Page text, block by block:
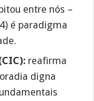
entre nós –
é paradigma
reafirma
digna